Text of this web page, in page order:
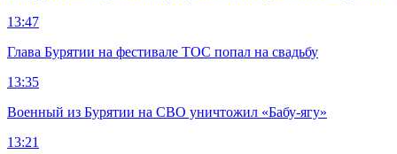
13:47
Глава Бурятии на фестивале ТОС попал на свадьбу
13:35
Военный из Бурятии на СВО уничтожил «Бабу-ягу»
13:21